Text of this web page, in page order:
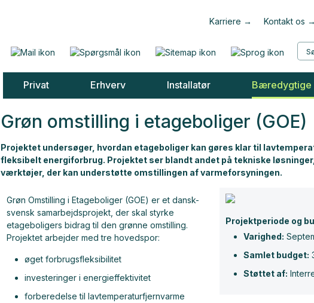
Karriere Kontakt os
Privat Erhverv Installatør Bæredygtige
Grøn omstilling i etageboliger (GOE)
Projektet undersøger, hvordan etageboliger kan gøres klar til
fleksibelt energiforbrug. Projektet ser blandt andet på tekniske
værktøjer, der kan understøtte omstillingen af varmeforsyningen.
Grøn Omstilling i Etageboliger (GOE) er et dansk-
svensk samarbejdsprojekt, der skal styrke
etageboligers bidrag til den grønne omstilling.
Projektet arbejder med tre hovedspor:
øget forbrugsfleksibilitet
investeringer i energieffektivitet
forberedelse til lavtemperaturfjernvarme
Projektperiode og
Varighed:
Samlet budget:
Støttet af: